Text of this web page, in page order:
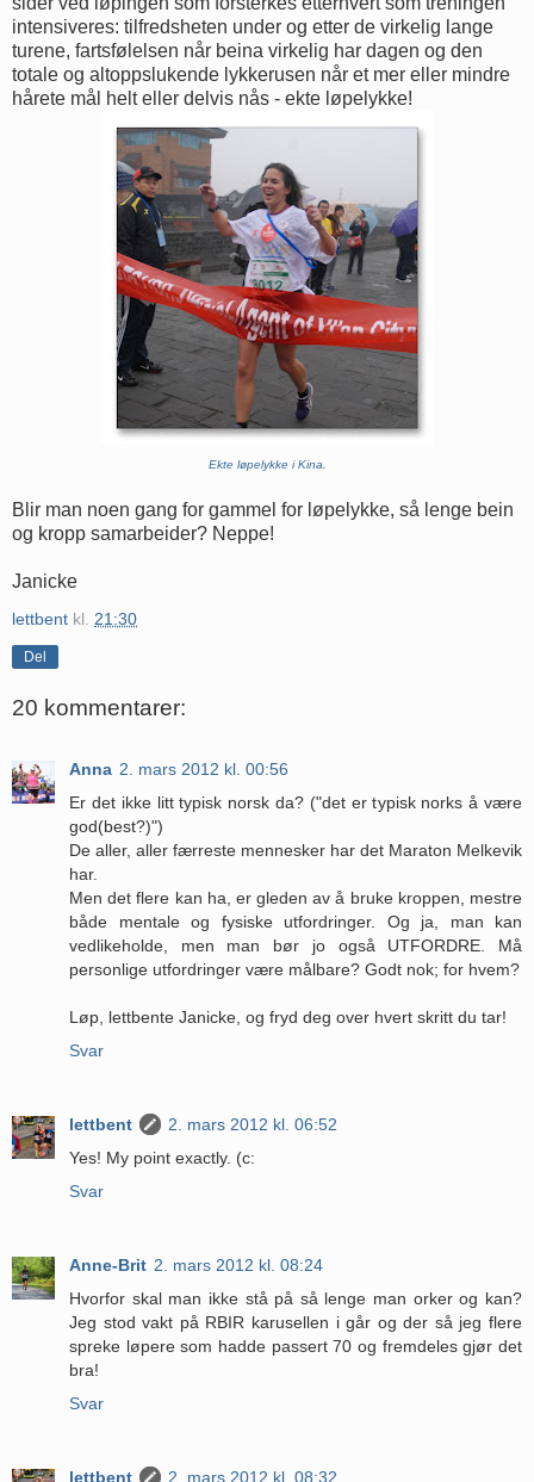
intensiveres: tilfredsheten under og etter de virkelig lange
turene, fartsfølelsen når beina virkelig har dagen og den
totale og altoppslukende lykkerusen når et mer eller mindre
hårete mål helt eller delvis nås - ekte løpelykke!
Ekte løpelykke i Kina
Blir man noen gang for gammel for løpelykke, så lenge bein
og kropp samarbeider? Neppe!
Janicke
lettbent kl. 21:30
Del
20 kommentarer:
Anna 2. mars 2012 kl. 00:56
Er det ikke litt typisk norsk da? ("det er typisk norks å være
god(best?)")
De aller, aller færreste mennesker har det Maraton Melkevik
har.
Men det flere kan ha, er gleden av å bruke kroppen, mestre
både mentale og fysiske utfordringer. Og ja, man kan
vedlikeholde, men man bør jo også UTFORDRE. Må
personlige utfordringer være målbare? Godt nok; for hvem?
Løp, lettbente Janicke, og fryd deg over hvert skritt du tar!
Svar
lettbent
2. mars 2012 kl. 06:52
Yes! My point exactly. (c:
Svar
Anne-Brit 2. mars 2012 kl. 08:24
Hvorfor skal man ikke stå på så lenge man orker og kan?
Jeg stod vakt på RBIR karusellen i går og der så jeg flere
spreke løpere som hadde passert 70 og fremdeles gjør det
bra!
Svar
lettbent 2. mars 2012 kl. 08:32